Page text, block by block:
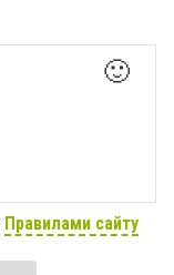
🙂
Правилами сайту